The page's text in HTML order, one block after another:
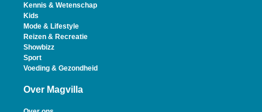
Kennis & Wetenschap
Kids
Mode & Lifestyle
Reizen & Recreatie
Showbizz
Sport
Voeding & Gezondheid
Over Magvilla